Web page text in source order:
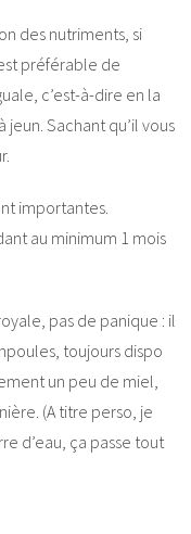
des nutriments, si
préférable de
c’est-à-dire en la
Sachant qu’il vous
importantes.
au minimum 1 mois
pas de panique : il
toujours dispo
un peu de miel,
(A titre perso, je
d’eau, ça passe tout